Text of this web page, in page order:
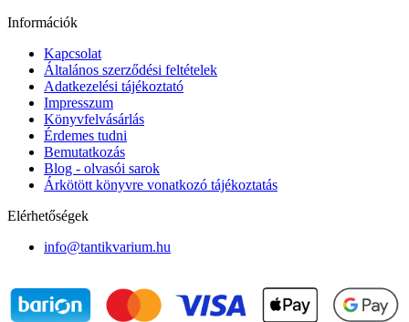
Információk
Kapcsolat
Általános szerződési feltételek
Adatkezelési tájékoztató
Impresszum
Könyvfelvásárlás
Érdemes tudni
Bemutatkozás
Blog - olvasói sarok
Árkötött könyvre vonatkozó tájékoztatás
Elérhetőségek
info@tantikvarium.hu